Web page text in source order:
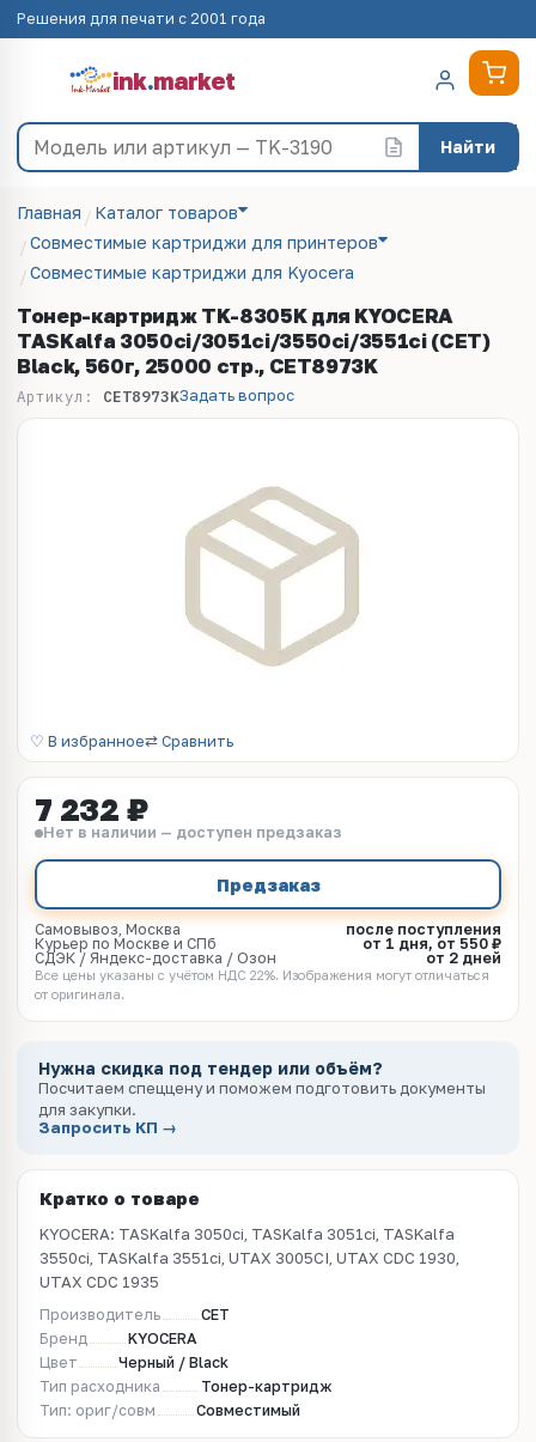
Решения для печати с 2001 года
ink.market
Найти
Главная
Каталог товаров
Совместимые картриджи для принтеров
Совместимые картриджи для Kyocera
Тонер-картридж TK-8305K для KYOCERA
TASKalfa 3050ci/3051ci/3550ci/3551ci (CET)
Black, 560г, 25000 стр., CET8973K
Артикул: CET8973KЗадать вопрос
♡ В избранное⇄ Сравнить
7 232 ₽
Нет в наличии — доступен предзаказ
Предзаказ
Самовывоз, Москва
после поступления
Курьер по Москве и СПб
от 1 дня, от 550 ₽
СДЭК / Яндекс-доставка / Озон
от 2 дней
Все цены указаны с учётом НДС 22%. Изображения могут отличаться
от оригинала.
Нужна скидка под тендер или объём?
Посчитаем спеццену и поможем подготовить документы
для закупки.
Запросить КП →
Кратко о товаре
KYOCERA: TASKalfa 3050ci, TASKalfa 3051ci, TASKalfa
3550ci, TASKalfa 3551ci, UTAX 3005CI, UTAX CDC 1930,
UTAX CDC 1935
Производитель
CET
Бренд
KYOCERA
Цвет
Черный / Black
Тип расходника
Тонер-картридж
Тип: ориг/совм
Совместимый